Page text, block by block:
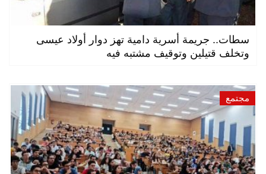
سطات.. جريمة أسرية دامية تهز دوار أولاد عيسى
وتخلف قتيلين وتوقيف مشتبه فيه
مجتمع